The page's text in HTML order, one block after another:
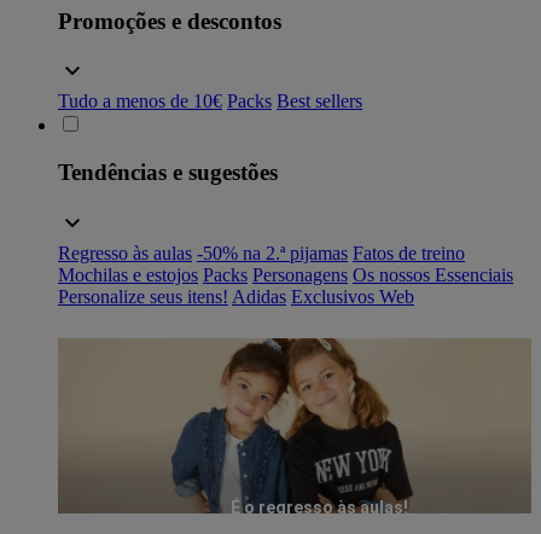
Promoções e descontos
Tudo a menos de 10€ Packs Best sellers
Tendências e sugestões
Regresso às aulas -50% na 2.ª pijamas Fatos de treino
Mochilas e estojos Packs Personagens Os nossos Essenciais
Personalize seus itens! Adidas Exclusivos Web
É o regresso às aulas!